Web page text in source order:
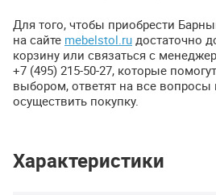
Для того, чтобы приобрести
на сайте mebelstol.ru достаточно
корзину или связаться с
+7 (495) 215-50-27, которые
выбором, ответят на все вопросы
осуществить покупку.
Характеристики